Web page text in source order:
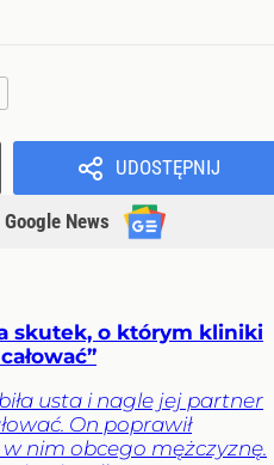
UDOSTĘPNIJ
Google News
skutek, o którym kliniki
usta i nagle jej partner
On poprawił
w nim obcego mężczyznę.